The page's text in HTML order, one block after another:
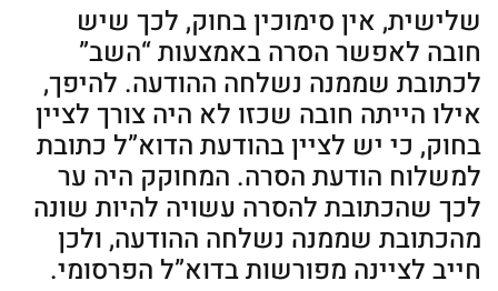
שלישית, אין סימוכין בחוק, לכך שיש
חובה לאפשר הסרה באמצעות “השב”
לכתובת שממנה נשלחה ההודעה. להיפך,
אילו הייתה חובה שכזו לא היה צורך לציין
בחוק, כי יש לציין בהודעת הדוא”ל כתובת
למשלוח הודעת הסרה. המחוקק היה ער
לכך שהכתובת להסרה עשויה להיות שונה
מהכתובת שממנה נשלחה ההודעה, ולכן
חייב לציינה מפורשות בדוא”ל הפרסומי.